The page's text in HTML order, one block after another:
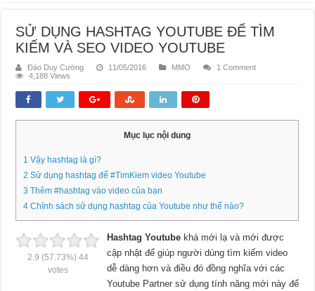
SỬ DỤNG HASHTAG YOUTUBE ĐỂ TÌM
KIẾM VÀ SEO VIDEO YOUTUBE
Đào Duy Cường 11/05/2016 MMO
1 Comment
4,188 Views
Mục lục nội dung
1 Vậy hashtag là gì?
2 Sử dụng hashtag để #TimKiem video Youtube
3 Thêm #hashtag vào video của bạn
4 Chính sách sử dụng hashtag của Youtube như thế nào?
2.9 (57.73%) 44
votes
Hashtag Youtube khá mới lạ và mới được
cập nhật để giúp người dùng tìm kiếm video
dễ dàng hơn và điều đó đồng nghĩa với các
Youtube Partner sử dụng tính năng mới này để